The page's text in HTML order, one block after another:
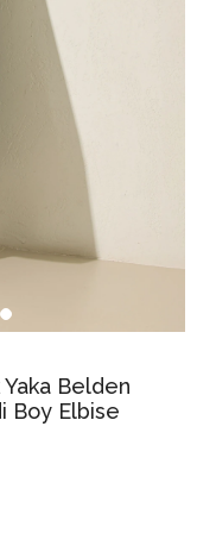
Belden
Boy Elbise